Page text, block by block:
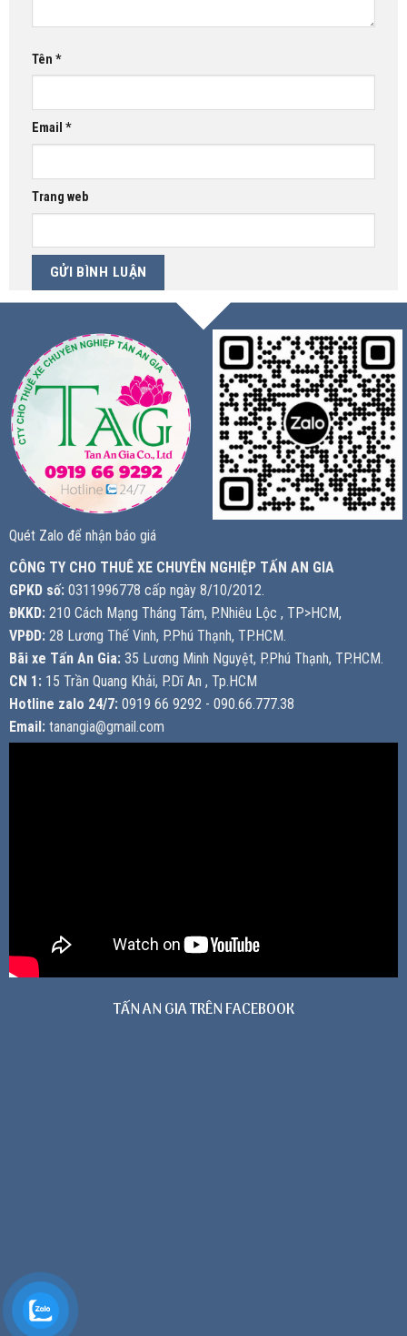
Tên *
Email *
Trang web
Quét Zalo để nhận báo giá
CÔNG TY CHO THUÊ XE CHUYÊN NGHIỆP TẤN AN GIA
GPKD số: 0311996778 cấp ngày 8/10/2012.
ĐKKD: 210 Cách Mạng Tháng Tám, P.Nhiêu Lộc , TP>HCM,
VPĐD: 28 Lương Thế Vinh, P.Phú Thạnh, TP.HCM.
Bãi xe Tấn An Gia: 35 Lương Minh Nguyệt, P.Phú Thạnh, TP.HCM.
CN 1: 15 Trần Quang Khải, P.Dĩ An , Tp.HCM
Hotline zalo 24/7: 0919 66 9292 - 090.66.777.38
Email: tanangia@gmail.com
TẤN AN GIA TRÊN FACEBOOK